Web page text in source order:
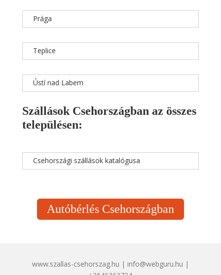
Prága
Teplice
Ústí nad Labem
Szállások Csehországban az összes
településen:
Csehországi szállások katalógusa
Autóbérlés Csehországban
www.szallas-csehorszag.hu | info@webguru.hu |